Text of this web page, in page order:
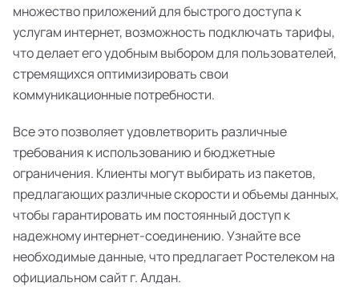
множество приложений для быстрого доступа к
услугам интернет, возможность подключать тарифы,
что делает его удобным выбором для пользователей,
стремящихся оптимизировать свои
коммуникационные потребности.
Все это позволяет удовлетворить различные
требования к использованию и бюджетные
ограничения. Клиенты могут выбирать из пакетов,
предлагающих различные скорости и объемы данных,
чтобы гарантировать им постоянный доступ к
надежному интернет-соединению. Узнайте все
необходимые данные, что предлагает Ростелеком на
официальном сайт г. Алдан.